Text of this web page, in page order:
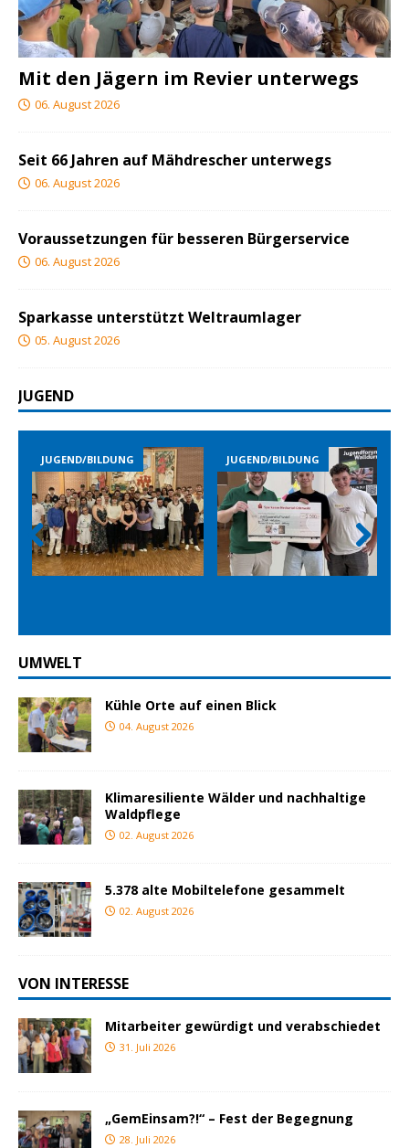
Mit den Jägern im Revier unterwegs
06. August 2026
Seit 66 Jahren auf Mähdrescher unterwegs
06. August 2026
Voraussetzungen für besseren Bürgerservice
06. August 2026
Sparkasse unterstützt Weltraumlager
05. August 2026
JUGEND
JUGEND/BILDUNG JUGEND/
Prev
ious
Nex
t
UMWELT
Kühle Orte auf einen Blick
04. August 2026
Klimaresiliente Wälder und nachhaltige
Waldpflege
02. August 2026
5.378 alte Mobiltelefone gesammelt
02. August 2026
VON INTERESSE
Mitarbeiter gewürdigt und verabschiedet
31. Juli 2026
„GemEinsam?!“ – Fest der Begegnung
28. Juli 2026